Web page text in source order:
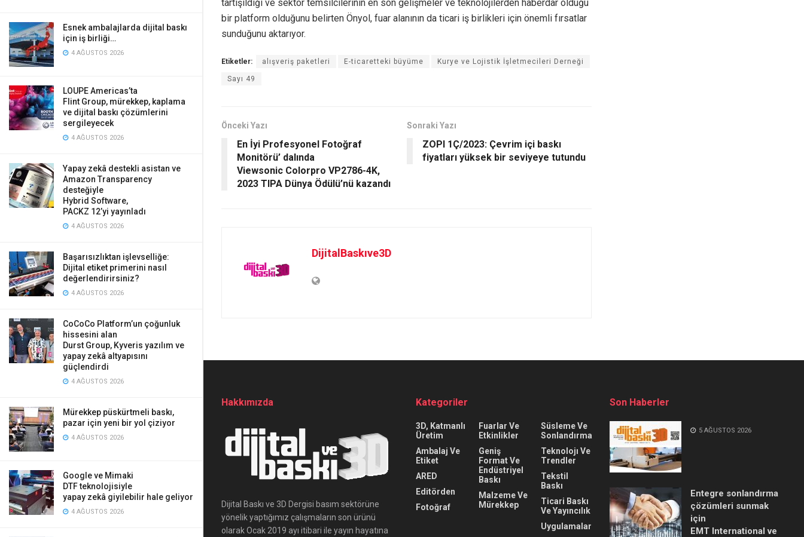
Esnek ambalajlarda dijital baskı
için iş birliği…
4 AĞUSTOS 2026
LOUPE Americas’ta
Flint Group, mürekkep, kaplama
ve dijital baskı çözümlerini
sergileyecek
4 AĞUSTOS 2026
Yapay zekâ destekli asistan ve
Amazon Transparency
desteğiyle
Hybrid Software,
PACKZ 12’yi yayınladı
4 AĞUSTOS 2026
Başarısızlıktan işlevselliğe:
Dijital etiket primerini nasıl
değerlendirirsiniz?
4 AĞUSTOS 2026
CoCoCo Platform’un çoğunluk
hissesini alan
Durst Group, Kyveris yazılım ve
yapay zekâ altyapısını
güçlendirdi
4 AĞUSTOS 2026
Mürekkep püskürtmeli baskı,
pazar için yeni bir yol çiziyor
4 AĞUSTOS 2026
Google ve Mimaki
DTF teknolojisiyle
yapay zekâ giyilebilir hale geliyor
4 AĞUSTOS 2026
tartışıldığı ve sektör temsilcilerinin en son gelişmeler ve teknolojilerden haberdar olduğu
bir platform olduğunu belirten Önyol, fuar alanının da ticari iş birlikleri için önemli fırsatlar
sunduğunu aktarıyor.
Etiketler: alışveriş paketleri E-ticaretteki büyüme Kurye ve Lojistik İşletmecileri Derneği
Sayı 49
Önceki Yazı
En İyi Profesyonel Fotoğraf
Monitörü’ dalında
Viewsonic Colorpro VP2786-4K,
2023 TIPA Dünya Ödülü’nü kazandı
Sonraki Yazı
ZOPI 1Ç/2023: Çevrim içi baskı
fiyatları yüksek bir seviyeye tutundu
DijitalBaskıve3D
Hakkımızda
Dijital Baskı ve 3D Dergisi basım sektörüne
yönelik yaptığımız çalışmaların son ürünü
olarak Ocak 2019 ayı itibari ile yayın hayatına
Kategoriler
3D, Katmanlı
Üretim
Ambalaj Ve
Etiket
ARED
Editörden
Fotoğraf
Fuarlar Ve
Etkinlikler
Geniş
Format Ve
Endüstriyel
Baskı
Malzeme Ve
Mürekkep
Süsleme Ve
Sonlandırma
Teknolojı Ve
Trendler
Tekstil
Baskı
Ticari Baskı
Ve Yayıncılık
Uygulamalar
Son Haberler
5 AĞUSTOS 2026
Entegre sonlandırma
çözümleri sunmak
için
EMT International ve